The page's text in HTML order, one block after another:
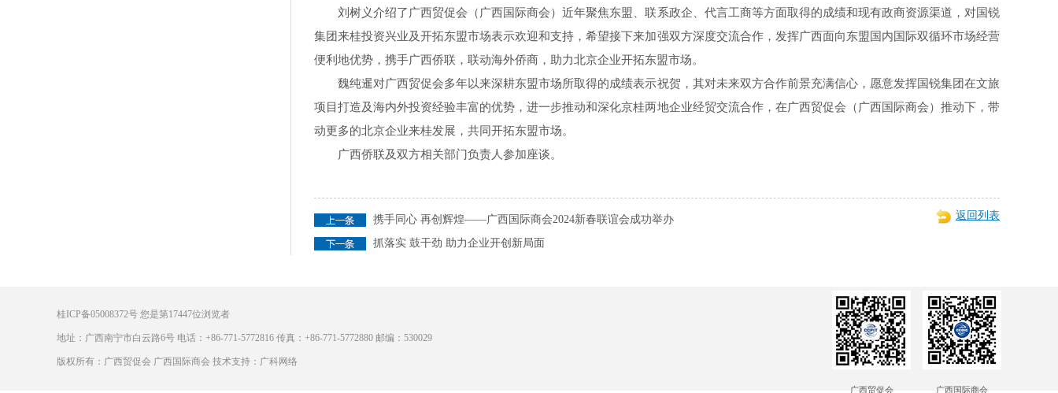
刘树义介绍了广西贸促会（广西国际商会）近年聚焦东盟、联系政企、代言工商等方面取得的成绩和现有政商资源渠道，对国锐
集团来桂投资兴业及开拓东盟市场表示欢迎和支持，希望接下来加强双方深度交流合作，发挥广西面向东盟国内国际双循环市场经营
便利地优势，携手广西侨联，联动海外侨商，助力北京企业开拓东盟市场。
魏纯暹对广西贸促会多年以来深耕东盟市场所取得的成绩表示祝贺，其对未来双方合作前景充满信心，愿意发挥国锐集团在文旅
项目打造及海内外投资经验丰富的优势，进一步推动和深化京桂两地企业经贸交流合作，在广西贸促会（广西国际商会）推动下，带
动更多的北京企业来桂发展，共同开拓东盟市场。
广西侨联及双方相关部门负责人参加座谈。
返回列表
携手同心 再创辉煌——广西国际商会2024新春联谊会成功举办
抓落实 鼓干劲 助力企业开创新局面
广西国际商会
广西贸促会
桂ICP备05008372号 您是第17447位浏览者
地址：广西南宁市白云路6号 电话：+86-771-5772816 传真：+86-771-5772880 邮编：530029
版权所有：广西贸促会 广西国际商会 技术支持：广科网络